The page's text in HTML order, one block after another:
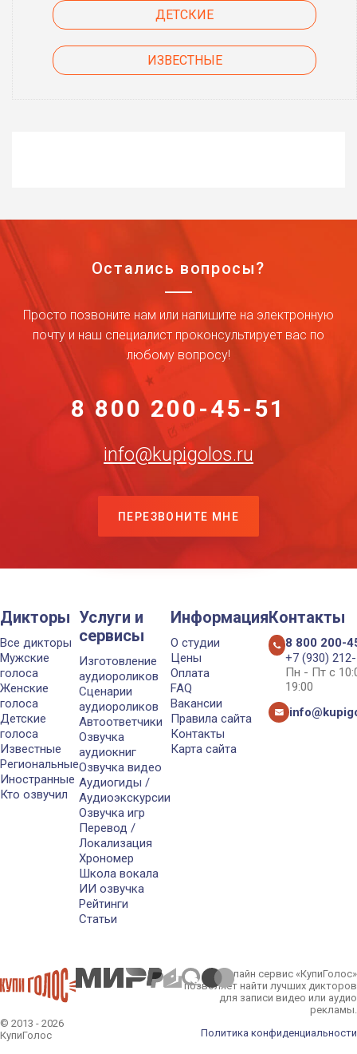
ДЕТСКИЕ
ИЗВЕСТНЫЕ
Остались вопросы?
Просто позвоните нам или напишите на электронную
почту и наш специалист проконсультирует вас по
любому вопросу!
8 800 200-45-51
info@kupigolos.ru
ПЕРЕЗВОНИТЕ МНЕ
Дикторы
Все дикторы
Мужские
голоса
Женские
голоса
Детские
голоса
Известные
Региональные
Иностранные
Кто озвучил
Услуги и
сервисы
Изготовление
аудиороликов
Сценарии
аудиороликов
Автоответчики
Озвучка
аудиокниг
Озвучка видео
Аудиогиды /
Аудиоэкскурсии
Озвучка игр
Перевод /
Локализация
Хрономер
Школа вокала
ИИ озвучка
Рейтинги
Статьи
Информация
О студии
Цены
Оплата
FAQ
Вакансии
Правила сайта
Контакты
Карта сайта
Контакты
8 800 200-
+7 (930)
Пн - Пт с
19:00
© 2013 - 2026
КупиГолос
Онлайн сервис «КупиГолос»
позволяет найти лучших дикторов
для записи видео или аудио
рекламы.
Политика конфиденциальности